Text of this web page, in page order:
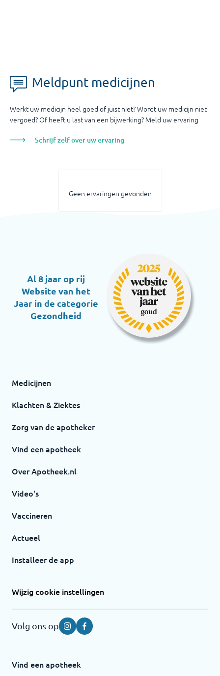
Meldpunt medicijnen
Werkt uw medicijn heel goed of juist niet? Wordt uw medicijn niet
vergoed? Of heeft u last van een bijwerking? Meld uw ervaring
Schrijf zelf over uw ervaring
Geen ervaringen gevonden
Al 8 jaar op rij
Website van het
Jaar in de categorie
Gezondheid
Medicijnen
Klachten & Ziektes
Zorg van de apotheker
Vind een apotheek
Over Apotheek.nl
Video's
Vaccineren
Actueel
Installeer de app
Wijzig cookie instellingen
Volg ons op InstagramFacebook
Vind een apotheek